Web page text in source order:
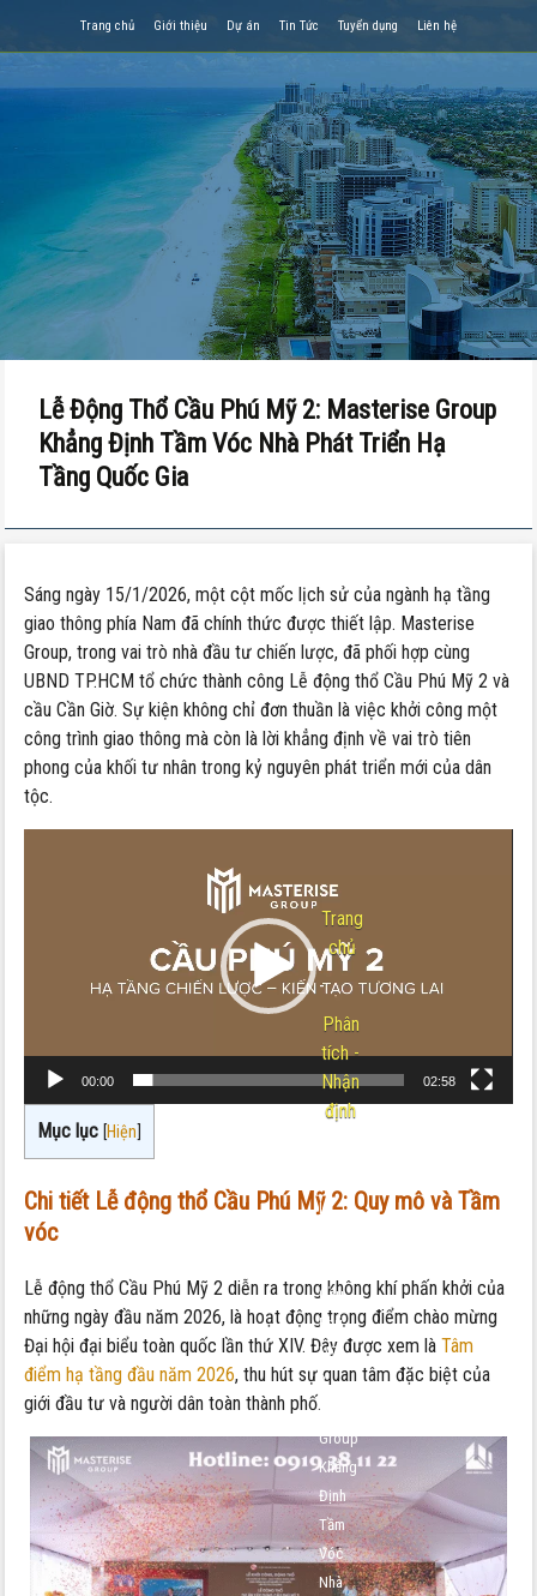
Trang chủ Giới thiệu Dự án Tin Tức Tuyển dụng Liên hệ
Trang
chủ
-
Phân
tích -
Nhận
định
Lễ
Cầu
Phú
Mỹ
2:
Masterise
Group
Khẳng
Định
Tầm
Vóc
Nhà
Lễ Động Thổ Cầu Phú Mỹ 2: Masterise Group
Khẳng Định Tầm Vóc Nhà Phát Triển Hạ
Tầng Quốc Gia
Sáng ngày 15/1/2026, một cột mốc lịch sử của ngành hạ tầng
giao thông phía Nam đã chính thức được thiết lập. Masterise
Group, trong vai trò nhà đầu tư chiến lược, đã phối hợp cùng
UBND TP.HCM tổ chức thành công Lễ động thổ Cầu Phú Mỹ 2 và
cầu Cần Giờ. Sự kiện không chỉ đơn thuần là việc khởi công một
công trình giao thông mà còn là lời khẳng định về vai trò tiên
phong của khối tư nhân trong kỷ nguyên phát triển mới của dân
tộc.
00:00 02:58
Mục lục [Hiện]
Chi tiết Lễ động thổ Cầu Phú Mỹ 2: Quy mô và Tầm
vóc
Lễ động thổ Cầu Phú Mỹ 2 diễn ra trong không khí phấn khởi của
những ngày đầu năm 2026, là hoạt động trọng điểm chào mừng
Đại hội đại biểu toàn quốc lần thứ XIV. Đây được xem làTâm
điểm hạ tầng đầu năm 2026, thu hút sự quan tâm đặc biệt của
giới đầu tư và người dân toàn thành phố.